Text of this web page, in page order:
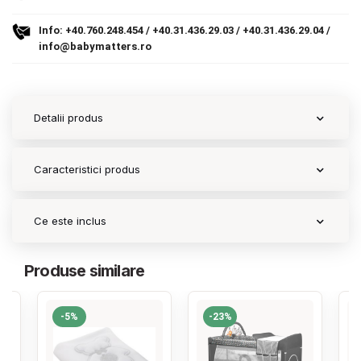
Contact
Info: +40.760.248.454 / +40.31.436.29.03 / +40.31.436.29.04 /
info@babymatters.ro
Detalii produs
Caracteristici produs
Ce este inclus
Produse similare
-5% -23%